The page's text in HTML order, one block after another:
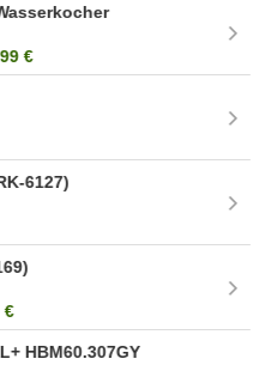
€
6127)
€
HBM60.307GY